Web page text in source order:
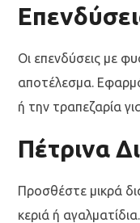
Οι επενδύσεις με
αποτέλεσμα.
ή την τραπεζαρία
Πέτρινα
Προσθέστε μικρά
κεριά ή